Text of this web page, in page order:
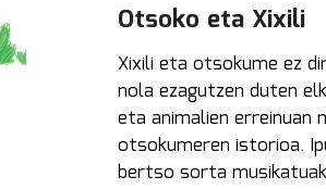
Otsoko eta Xixili
Xixili eta otsokume ez
nola ezagutzen duten
eta animalien erreinuan
otsokumeren istorioa.
bertso sorta